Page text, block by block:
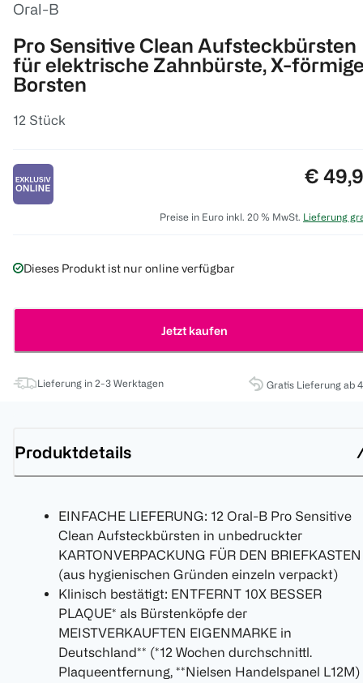
Oral-B
Pro Sensitive Clean Aufsteckbürsten
für elektrische Zahnbürste, X-
Borsten
12 Stück
Preis:
€
Preise in Euro inkl. 20 % MwSt. Lieferung
Dieses Produkt ist nur online verfügbar
Jetzt kaufen
Lieferung in 2-3 Werktagen Gratis Lieferung ab
Produktdetails
EINFACHE LIEFERUNG: 12 Oral-B Pro Sensitive
Clean Aufsteckbürsten in unbedruckter
KARTONVERPACKUNG FÜR DEN BRIEFKASTEN
(aus hygienischen Gründen einzeln verpackt)
Klinisch bestätigt: ENTFERNT 10X BESSER
PLAQUE* als Bürstenköpfe der
MEISTVERKAUFTEN EIGENMARKE in
Deutschland** (*12 Wochen durchschnittl.
Plaqueentfernung, **Nielsen Handelspanel L12M)